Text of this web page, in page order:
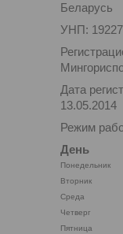
Беларусь
УНП:
Дата
13.05.2014
Режим
День
Понедельник
Вторник
Среда
Четверг
Пятница